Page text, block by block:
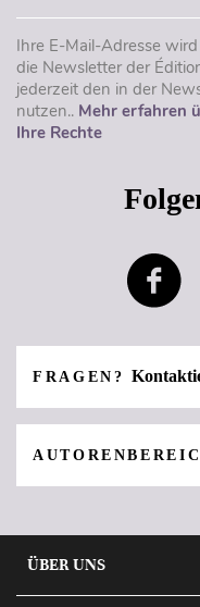
Ihre E-Mail-Adresse
die Newsletter der
jederzeit den in der
nutzen.. Mehr erfahren
Ihre Rechte
FRAGEN?
ÜBER UNS